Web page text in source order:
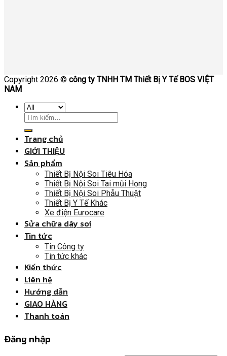
Copyright 2026 © công ty TNHH TM Thiết Bị Y Tế BOS VIỆT
NAM
Trang chủ
GIỚI THIỆU
Sản phẩm
Thiết Bị Nội Soi Tiêu Hóa
Thiết Bị Nội Soi Tai mũi Họng
Thiết Bị Nội Soi Phẫu Thuật
Thiết Bị Y Tế Khác
Xe điện Eurocare
Sửa chữa dây soi
Tin tức
Tin Công ty
Tin tức khác
Kiến thức
Liên hệ
Hướng dẫn
GIAO HÀNG
Thanh toán
Đăng nhập